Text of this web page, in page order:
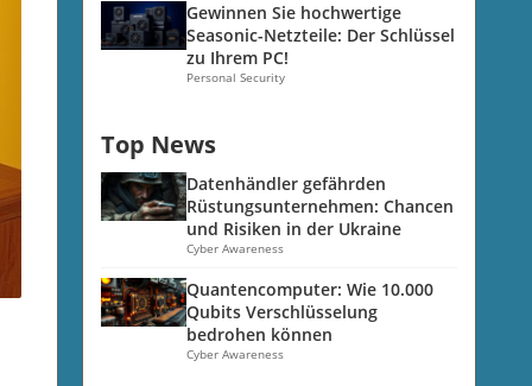
Gewinnen Sie hochwertige
Seasonic-Netzteile: Der Schlüssel
zu Ihrem PC!
Personal Security
Top News
Datenhändler gefährden
Rüstungsunternehmen: Chancen
und Risiken in der Ukraine
Cyber Awareness
Quantencomputer: Wie 10.000
Qubits Verschlüsselung
bedrohen können
Cyber Awareness